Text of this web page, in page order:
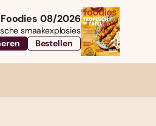
Foodies 08/2026
smaakexplosies
Bestellen